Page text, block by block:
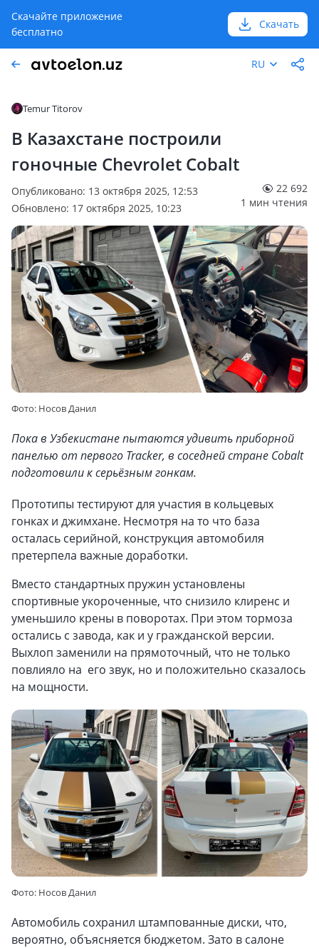
Скачайте приложение
бесплатно
Скачать
RU
Temur Titorov
В Казахстане построили
гоночные Chevrolet Cobalt
Опубликовано: 13 октября 2025, 12:53
Обновлено: 17 октября 2025, 10:23
22 692
1 мин чтения
Фото: Носов Данил
Пока в Узбекистане пытаются удивить приборной
панелью от первого Tracker, в соседней стране Cobalt
подготовили к серьёзным гонкам.
Прототипы тестируют для участия в кольцевых
гонках и джимхане. Несмотря на то что база
осталась серийной, конструкция автомобиля
претерпела важные доработки.
Вместо стандартных пружин установлены
спортивные укороченные, что снизило клиренс и
уменьшило крены в поворотах. При этом тормоза
остались с завода, как и у гражданской версии.
Выхлоп заменили на прямоточный, что не только
повлияло на его звук, но и положительно сказалось
на мощности.
Фото: Носов Данил
Автомобиль сохранил штампованные диски, что,
вероятно, объясняется бюджетом. Зато в салоне